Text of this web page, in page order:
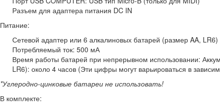
Разъем для адаптера питания DC IN
Питание:
Сетевой адаптер или 6 алкалиновых батарей (размер AA,
Потребляемый ток: 500 мА
Время работы батарей при непрерывном использовании:
LR6): около 4 часов (Эти цифры могут варьироваться в
*Углеродно-цинковые батареи не использовать!
В комплекте: